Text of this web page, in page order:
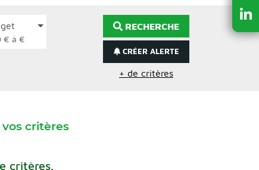
de 0 € à €
RECHERCHE
CRÉER ALERTE
+ de critères
critères
critères.